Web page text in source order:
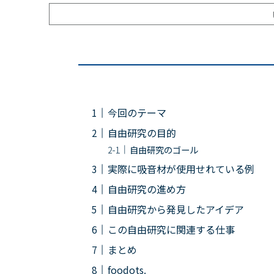
今回のテーマ
自由研究の目的
自由研究のゴール
実際に吸音材が使用せれている例
自由研究の進め方
自由研究から発見したアイデア
この自由研究に関連する仕事
まとめ
foodots.